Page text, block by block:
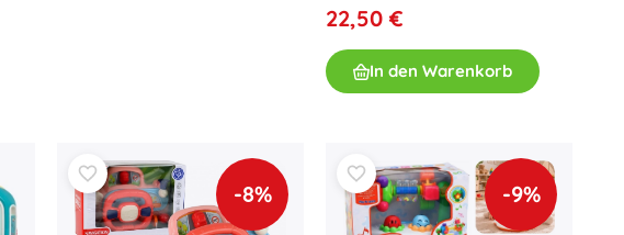
22,50 €
In den Warenkorb
-8% -9%